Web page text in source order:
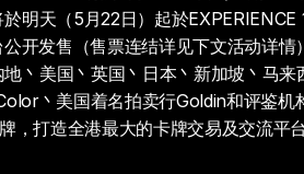
明天（5月22日）起於EXPERIENCE
开发售（售票连结详见下文活动详情
丶美国丶英国丶日本丶新加坡丶马
丶美国着名拍卖行Goldin和评鉴机
，打造全港最大的卡牌交易及交流平台